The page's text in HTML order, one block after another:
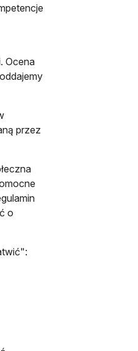
Ocena
przez
o